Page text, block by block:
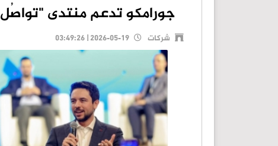
جورامكو تدعم منتدى "تواصُل 2026" التزاماً بتمكين الشباب الأردني
شركات